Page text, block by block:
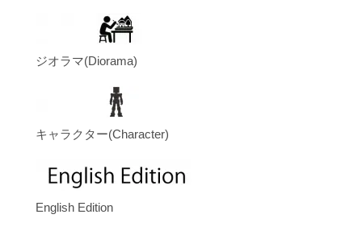
ジオラマ(Diorama)
キャラクター(Character)
English Edition